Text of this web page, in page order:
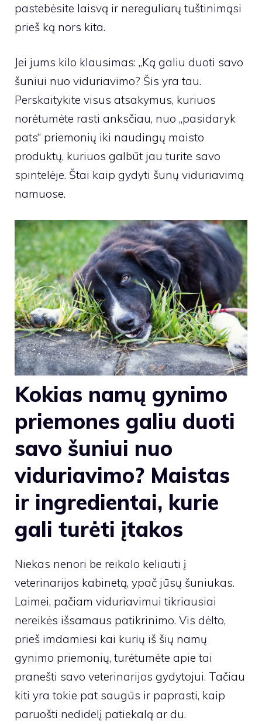
pastebėsite laisvą ir nereguliarų tuštinimąsi
prieš ką nors kita.
Jei jums kilo klausimas: „Ką galiu duoti savo
šuniui nuo viduriavimo? Šis yra tau.
Perskaitykite visus atsakymus, kuriuos
norėtumėte rasti anksčiau, nuo „pasidaryk
pats“ priemonių iki naudingų maisto
produktų, kuriuos galbūt jau turite savo
spintelėje. Štai kaip gydyti šunų viduriavimą
namuose.
Kokias namų gynimo
priemones galiu duoti
savo šuniui nuo
viduriavimo? Maistas
ir ingredientai, kurie
gali turėti įtakos
Niekas nenori be reikalo keliauti į
veterinarijos kabinetą, ypač jūsų šuniukas.
Laimei, pačiam viduriavimui tikriausiai
nereikės išsamaus patikrinimo. Vis dėlto,
prieš imdamiesi kai kurių iš šių namų
gynimo priemonių, turėtumėte apie tai
pranešti savo veterinarijos gydytojui. Tačiau
kiti yra tokie pat saugūs ir paprasti, kaip
paruošti nedidelį patiekalą ar du.